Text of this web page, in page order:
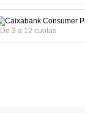
De 3 a 12 cuotas